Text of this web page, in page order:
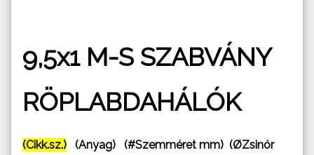
9,5x1 M-S SZABVÁNY
RÖPLABDAHÁLÓK
(Cikk.sz.) (Anyag) (#Szemméret mm) (ØZsinór